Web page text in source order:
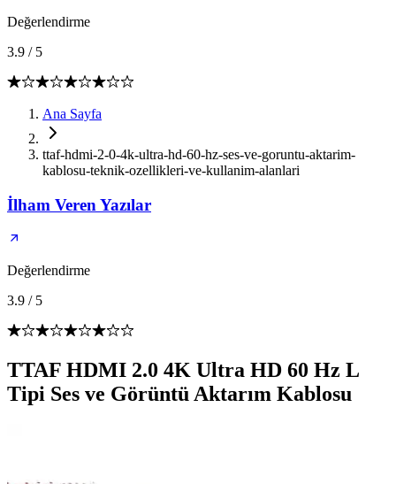
Değerlendirme
3.9 / 5
Ana Sayfa
ttaf-hdmi-2-0-4k-ultra-hd-60-hz-ses-ve-goruntu-aktarim-
kablosu-teknik-ozellikleri-ve-kullanim-alanlari
İlham Veren Yazılar
Değerlendirme
3.9 / 5
TTAF HDMI 2.0 4K Ultra HD 60 Hz L
Tipi Ses ve Görüntü Aktarım Kablosu